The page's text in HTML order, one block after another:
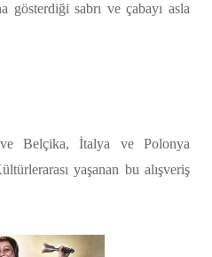
gösterdiği sabrı ve çabayı asla
Belçika, İtalya ve Polonya
yaşanan bu alışveriş